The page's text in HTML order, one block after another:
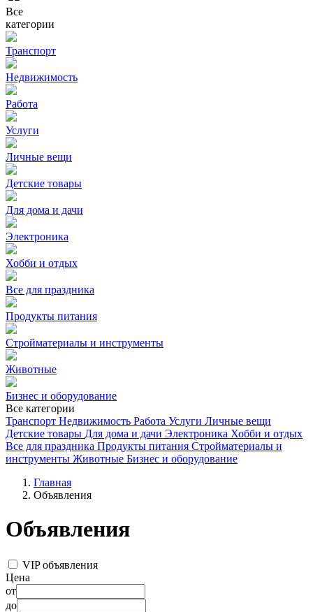
Все
категории
Транспорт
Недвижимость
Работа
Услуги
Личные вещи
Детские товары
Для дома и дачи
Электроника
Хобби и отдых
Все для праздника
Продукты питания
Стройматериалы и инструменты
Животные
Бизнес и оборудование
Все категории
Транспорт Недвижимость Работа Услуги Личные вещи
Детские товары Для дома и дачи Электроника Хобби и отдых
Все для праздника Продукты питания Стройматериалы и
инструменты Животные Бизнес и оборудование
Главная
Объявления
Объявления
VIP объявления
Цена
от
до